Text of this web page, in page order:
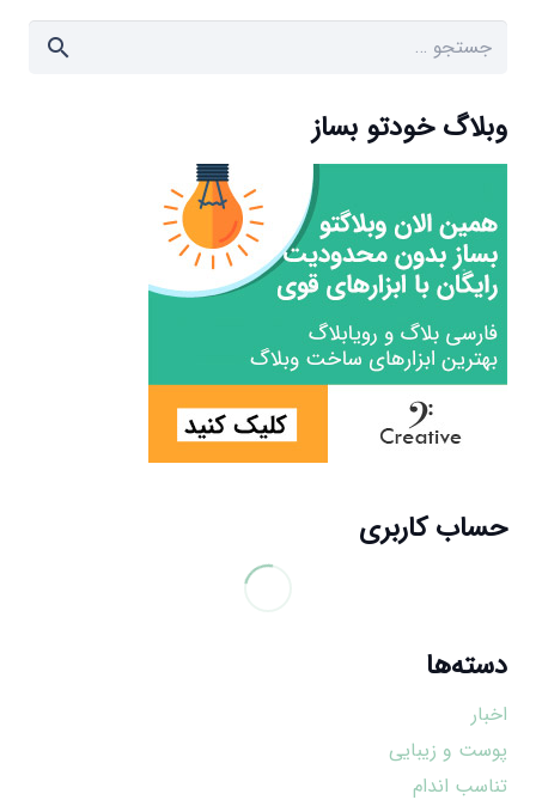
جستجو
وبلاگ خودتو بساز
حساب کاربری
دسته‌ها
اخبار
پوست و زیبایی
تناسب اندام